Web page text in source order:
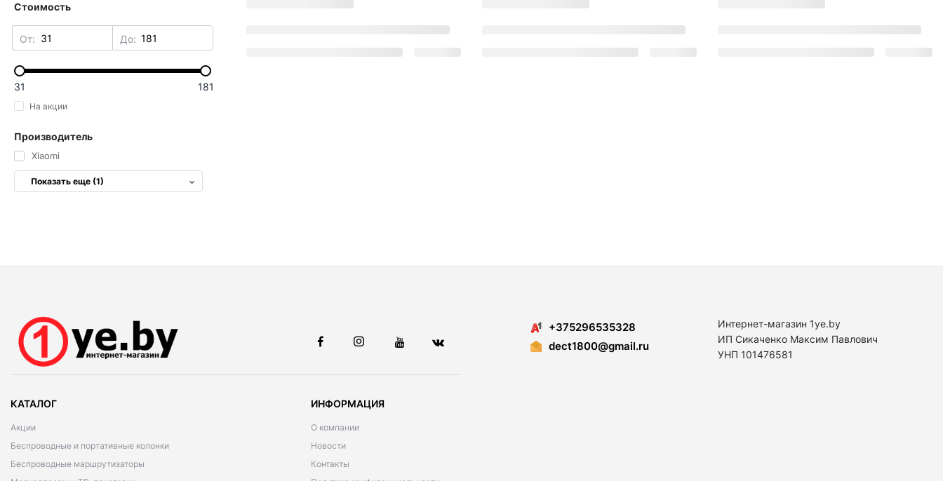
Стоимость
От: До:
31 181
На акции
Производитель
Xiaomi
Показать еще (1)
КАТАЛОГ
Акции
Беспроводные и портативные колонки
Беспроводные маршрутизаторы
ИНФОРМАЦИЯ
О компании
Новости
Контакты
+375296535328
dect1800@gmail.ru
Интернет-магазин 1ye.by
ИП Сикаченко Максим Павлович
УНП 101476581